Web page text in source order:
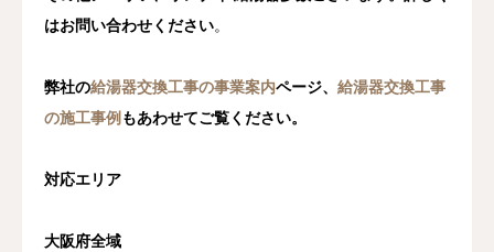
はお問い合わせください。
弊社の給湯器交換工事の事業案内ページ、 給湯器交換工事
の施工事例 もあわせてご覧ください。
対応エリア
大阪府全域